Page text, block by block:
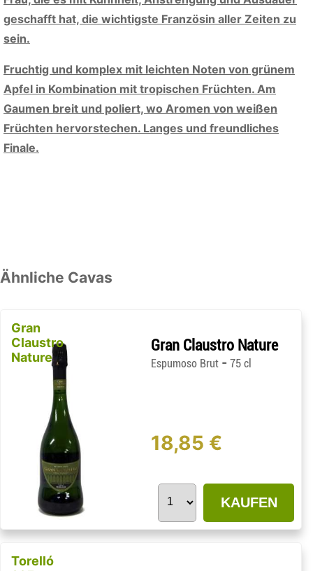
geschafft hat, die wichtigste Französin aller Zeiten zu
sein.
Fruchtig und komplex mit leichten Noten von grünem
Apfel in Kombination mit tropischen Früchten. Am
Gaumen breit und poliert, wo Aromen von weißen
Früchten hervorstechen. Langes und freundliches
Finale.
Ähnliche Cavas
Gran
Claustro
Nature
Gran Claustro Nature
Espumoso Brut -75 cl
18,85 €
KAUFEN
Torelló